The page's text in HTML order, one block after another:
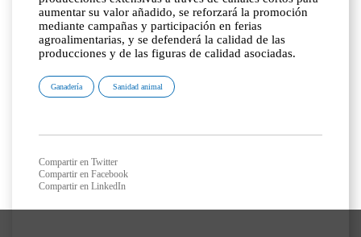
aumentar su valor añadido, se reforzará la promoción
mediante campañas y participación en ferias
agroalimentarias, y se defenderá la calidad de las
producciones y de las figuras de calidad asociadas.
Ganadería Sanidad animal
Compartir en Twitter
Compartir en Facebook
Compartir en LinkedIn